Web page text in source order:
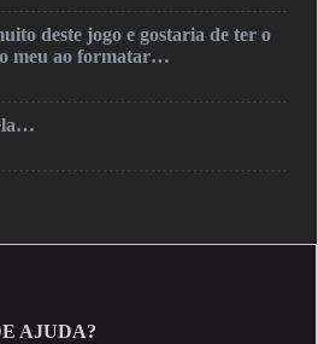
deste jogo e gostaria de ter o
meu ao formatar…
AJUDA?